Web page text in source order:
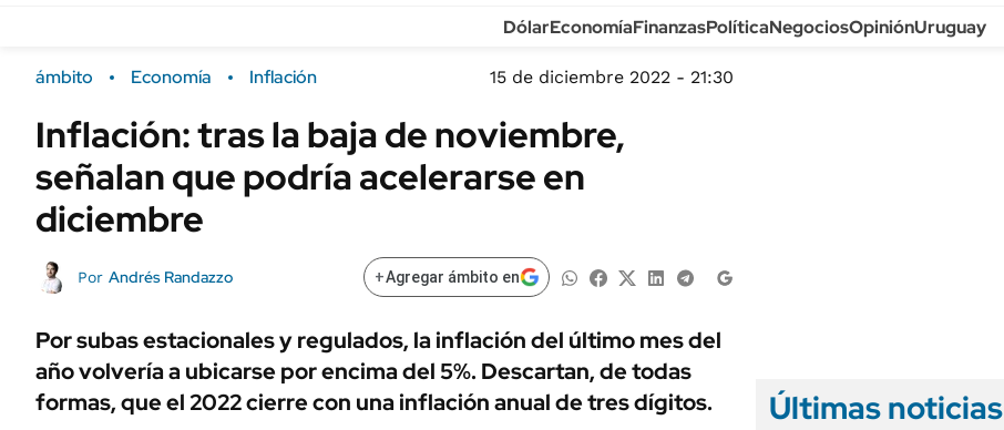
Campo
FINANZAS
Dólar
ÁMBITO DEBATE
Sustentabilidad
Seguros
URUGUAY
TECNOLOGÍA
MÉXICO
MUNDO
INFORMACIÓN GENERAL
AUTOS
DólarEconomíaFinanzasPolíticaNegociosOpiniónUruguay
ámbito Economía Inflación 15 de diciembre 2022 - 21:30
Inflación: tras la baja de noviembre,
señalan que podría acelerarse en
diciembre
Por Andrés Randazzo +Agregar ámbito en
Por subas estacionales y regulados, la inflación del último mes del
año volvería a ubicarse por encima del 5%. Descartan, de todas
formas, que el 2022 cierre con una inflación anual de tres dígitos.
Últimas noticias